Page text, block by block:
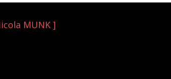
MUNK ]